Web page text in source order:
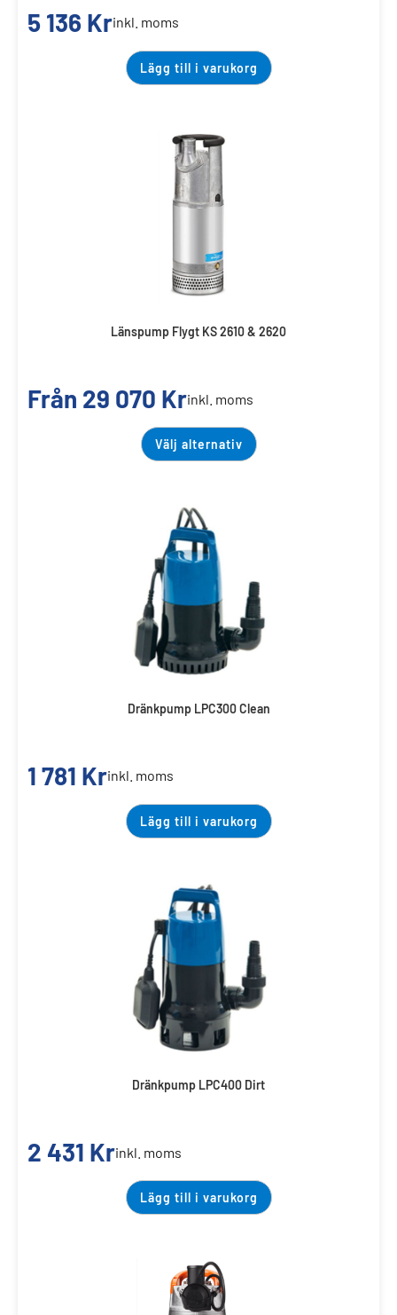
5 136 Krinkl. moms
Lägg till i varukorg
Länspump Flygt KS 2610 & 2620
Från 29 070 Krinkl. moms
Välj alternativ
Dränkpump LPC300 Clean
1 781 Krinkl. moms
Lägg till i varukorg
Dränkpump LPC400 Dirt
2 431 Krinkl. moms
Lägg till i varukorg